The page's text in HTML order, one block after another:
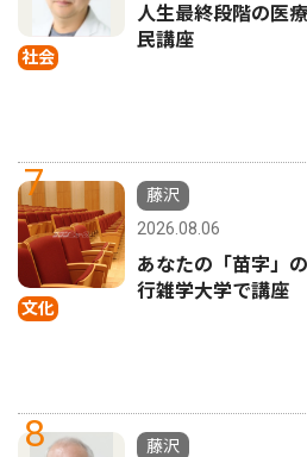
社会
人生最終段階の医
民講座
7
文化
藤沢
2026.08.06
あなたの「苗字」
行雑学大学で講座
8
藤沢